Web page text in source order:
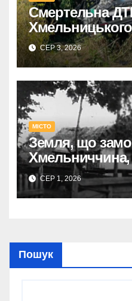
Смертельна
перекинулося,
травмовано
СЕР 3, 2026
МІСТО
Земля, що
Хмельниччина,
охолоджувач
затоплених сіл.
СЕР 1, 2026
Пошук